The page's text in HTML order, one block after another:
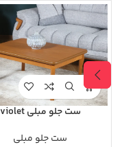
ست جلو مبلی violet
ست جلو مبلی